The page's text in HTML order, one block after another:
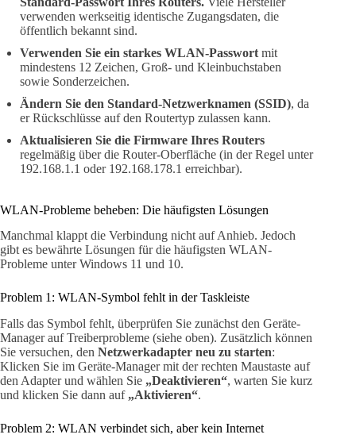
verwenden werkseitig identische Zugangsdaten, die
öffentlich bekannt sind.
Verwenden Sie ein starkes WLAN-Passwort mit
mindestens 12 Zeichen, Groß- und Kleinbuchstaben
sowie Sonderzeichen.
Ändern Sie den Standard-Netzwerknamen (SSID), da
er Rückschlüsse auf den Routertyp zulassen kann.
Aktualisieren Sie die Firmware Ihres Routers
regelmäßig über die Router-Oberfläche (in der Regel unter
192.168.1.1 oder 192.168.178.1 erreichbar).
WLAN-Probleme beheben: Die häufigsten Lösungen
Manchmal klappt die Verbindung nicht auf Anhieb. Jedoch
gibt es bewährte Lösungen für die häufigsten WLAN-
Probleme unter Windows 11 und 10.
Problem 1: WLAN-Symbol fehlt in der Taskleiste
Falls das Symbol fehlt, überprüfen Sie zunächst den Geräte-
Manager auf Treiberprobleme (siehe oben). Zusätzlich können
Sie versuchen, den Netzwerkadapter neu zu starten:
Klicken Sie im Geräte-Manager mit der rechten Maustaste auf
den Adapter und wählen Sie „Deaktivieren“, warten Sie kurz
und klicken Sie dann auf „Aktivieren“.
Problem 2: WLAN verbindet sich, aber kein Internet